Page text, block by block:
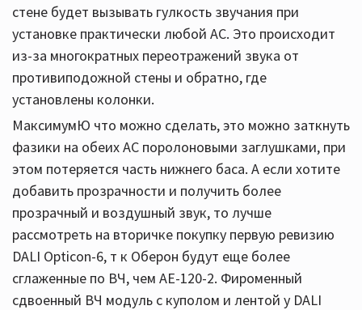
стене будет вызывать гулкость звучания при
установке практически любой АС. Это происходит
из-за многократных переотражений звука от
противиподожной стены и обратно, где
установлены колонки.
МаксимумЮ что можно сделать, это можно заткнуть
фазики на обеих АС поролоновыми заглушками, при
этом потеряется часть нижнего баса. А если хотите
добавить прозрачности и получить более
прозрачный и воздушный звук, то лучше
рассмотреть на вторичке покупку первую ревизию
DALI Opticon-6, т к Оберон будут еще более
сглаженные по ВЧ, чем АЕ-120-2. Фироменный
сдвоенный ВЧ модуль с куполом и лентой у DALI